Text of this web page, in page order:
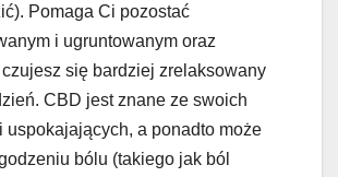
). Pomaga Ci pozostać
i ugruntowanym oraz
się bardziej zrelaksowany
CBD jest znane ze swoich
uspokajających, a ponadto może
bólu (takiego jak ból